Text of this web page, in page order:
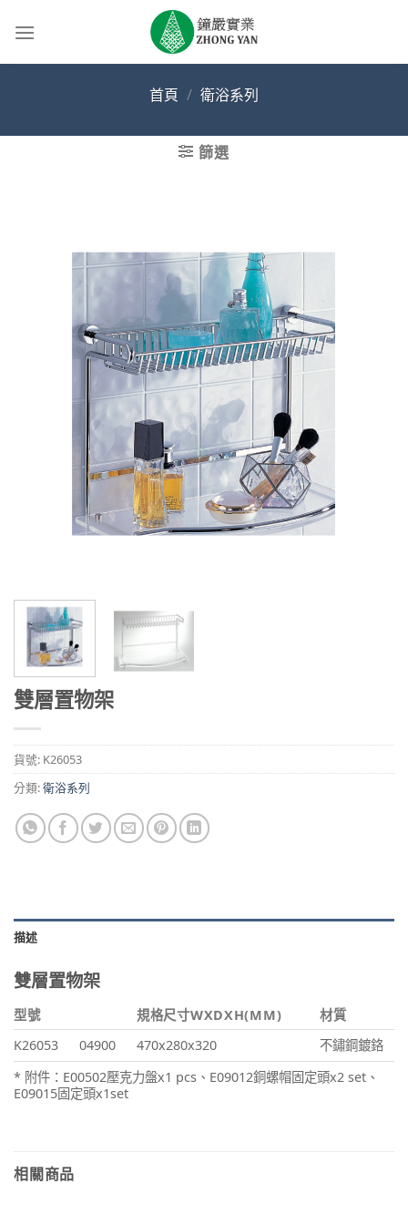
首頁 / 衛浴系列
篩選
雙層置物架
貨號: K26053
分類:衛浴系列
描述
雙層置物架
型號 規格尺寸WXDXH(MM)
材質
K26053
04900 470x280x320
不鏽鋼鍍鉻
* 附件：E00502壓克力盤x1 pcs、E09012銅螺帽固定頭x2 set、
E09015固定頭x1set
相關商品